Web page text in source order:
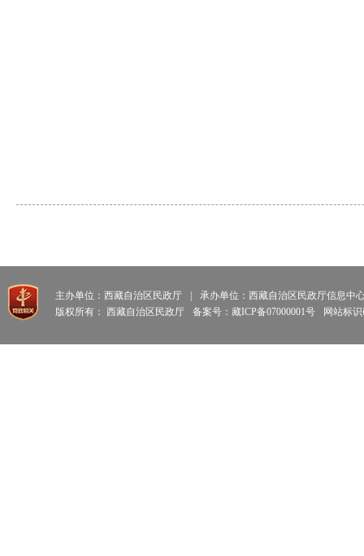
主办单位：西藏自治区民政厅
承办单位：西藏自治区民政厅信息中
版权所有： 西藏自治区民政厅
备案号：藏ICP备07000001号 网站标识